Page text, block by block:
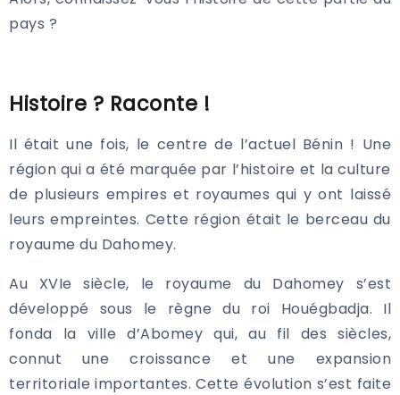
pays ?
Histoire ? Raconte !
Il était une fois, le centre de l’actuel Bénin ! Une
région qui a été marquée par l’histoire et la culture
de plusieurs empires et royaumes qui y ont laissé
leurs empreintes. Cette région était le berceau du
royaume du Dahomey.
Au XVIe siècle, le royaume du Dahomey s’est
développé sous le règne du roi Houégbadja. Il
fonda la ville d’Abomey qui, au fil des siècles,
connut une croissance et une expansion
territoriale importantes. Cette évolution s’est faite